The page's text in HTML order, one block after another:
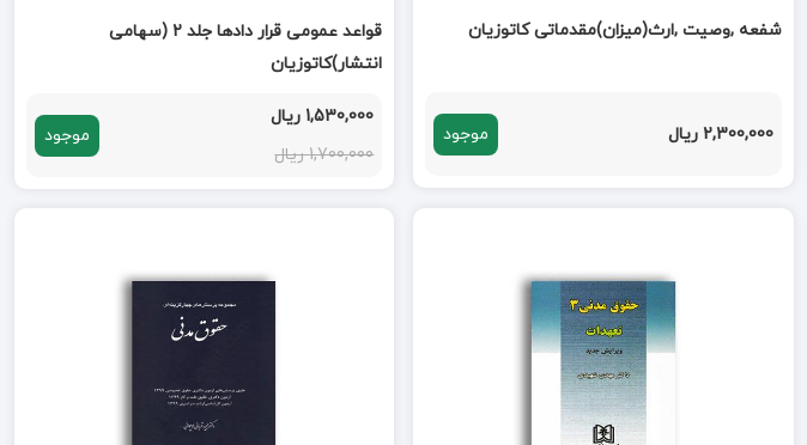
شفعه ,وصیت ,ارث(میزان)مقدماتی کاتوزیان
2,300,000 ریال موجود
قواعد عمومی قرار دادها جلد 2 (سهامی
انتشار)کاتوزیان
1,530,000 ریال
1,700,000 ریال
موجود